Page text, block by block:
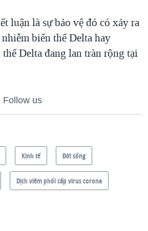
luận là sự bảo vệ đó có xảy ra
biến thể Delta hay
Delta đang lan tràn rộng tại
Follow us
Kinh tế Ðời sống
Dịch viêm phổi cấp virus corona